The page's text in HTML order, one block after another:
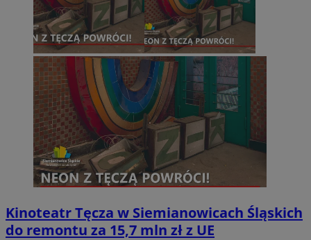
Kinoteatr Tęcza w Siemianowicach Śląskich
do remontu za 15,7 mln zł z UE